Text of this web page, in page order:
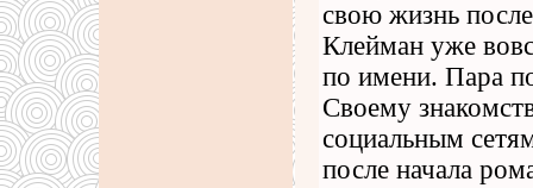
свою жизнь
Клейман уже
по имени. Пара
Своему
социальным
после начала